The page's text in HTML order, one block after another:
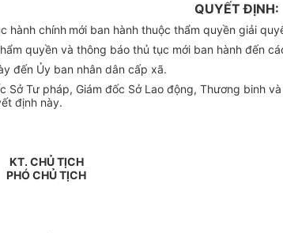
QUYẾT ĐỊNH:
hành chính mới ban hành thuộc thẩm quyền giải
quyền và thông báo thủ tục mới ban hành đến
đến Ủy ban nhân dân cấp xã.
Sở Tư pháp, Giám đốc Sở Lao động, Thương binh
định này.
KT. CHỦ TỊCH
PHÓ CHỦ TỊCH